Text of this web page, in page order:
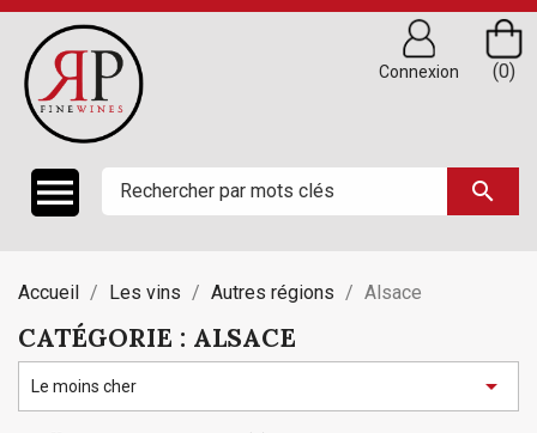

(0)
Connexion
search
Accueil Les vins Autres régions Alsace
CATÉGORIE : ALSACE
Le moins cher 